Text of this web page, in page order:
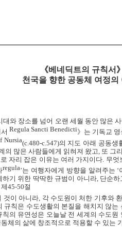
《베네딕트의 규칙서》
천국을 향한 공동체 여정의
대와 장소를 넘어 오랜 세월 동안 많은
Regula Sancti Benedicti》는 기독교
Nursia(c.480-c.547)의 지도 아래 공동생
의 많은 사람들에게 읽혀져 왔고 또 그
자리 잡은 이유는 여러 가지이다 무엇
regula’는 여행자에게 방향을 알려주는 ‘
기 위한 딱딱한 규범이 아니라, 단순하
45-50절
것이 아니라 각 수도원이 처한 기후와
규칙은 수도생활의 본질을 해치지 않
칙의 유연성은 오늘날 전 세계의 수도
체의 삶에 창조적으로 적용할 수 있는